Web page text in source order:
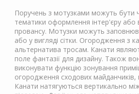
Поручень з мотузками можуть бути
тематики оформлення інтер'єру або
провансу. Мотузки можуть
або у вигляді сітки. Огородження з
альтернатива тросам. Канати
поле фантазії для дизайну. Також
виконувати функцію зонування
огородження сходових майданчиків,
Канати натягуються вертикально